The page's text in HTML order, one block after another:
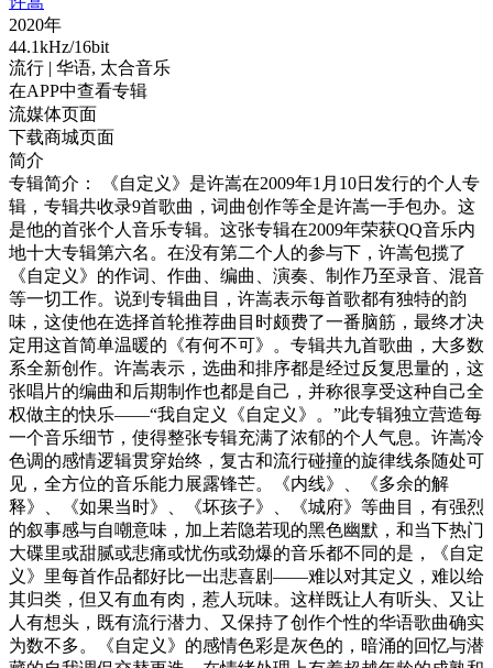
2020年
44.1kHz/16bit
流行 | 华语, 太合音乐
在APP中查看专辑
流媒体页面
下载商城页面
简介
专辑简介： 《自定义》是许嵩在2009年1月10日发行的个人专
辑，专辑共收录9首歌曲，词曲创作等全是许嵩一手包办。这
是他的首张个人音乐专辑。这张专辑在2009年荣获QQ音乐内
地十大专辑第六名。在没有第二个人的参与下，许嵩包揽了
《自定义》的作词、作曲、编曲、演奏、制作乃至录音、混音
等一切工作。说到专辑曲目，许嵩表示每首歌都有独特的韵
味，这使他在选择首轮推荐曲目时颇费了一番脑筋，最终才决
定用这首简单温暖的《有何不可》。专辑共九首歌曲，大多数
系全新创作。许嵩表示，选曲和排序都是经过反复思量的，这
张唱片的编曲和后期制作也都是自己，并称很享受这种自己全
权做主的快乐——“我自定义《自定义》。”此专辑独立营造每
一个音乐细节，使得整张专辑充满了浓郁的个人气息。许嵩冷
色调的感情逻辑贯穿始终，复古和流行碰撞的旋律线条随处可
见，全方位的音乐能力展露锋芒。《内线》、《多余的解
释》、《如果当时》、《坏孩子》、《城府》等曲目，有强烈
的叙事感与自嘲意味，加上若隐若现的黑色幽默，和当下热门
大碟里或甜腻或悲痛或忧伤或劲爆的音乐都不同的是，《自定
义》里每首作品都好比一出悲喜剧——难以对其定义，难以给
其归类，但又有血有肉，惹人玩味。这样既让人有听头、又让
人有想头，既有流行潜力、又保持了创作个性的华语歌曲确实
为数不多。《自定义》的感情色彩是灰色的，暗涌的回忆与潜